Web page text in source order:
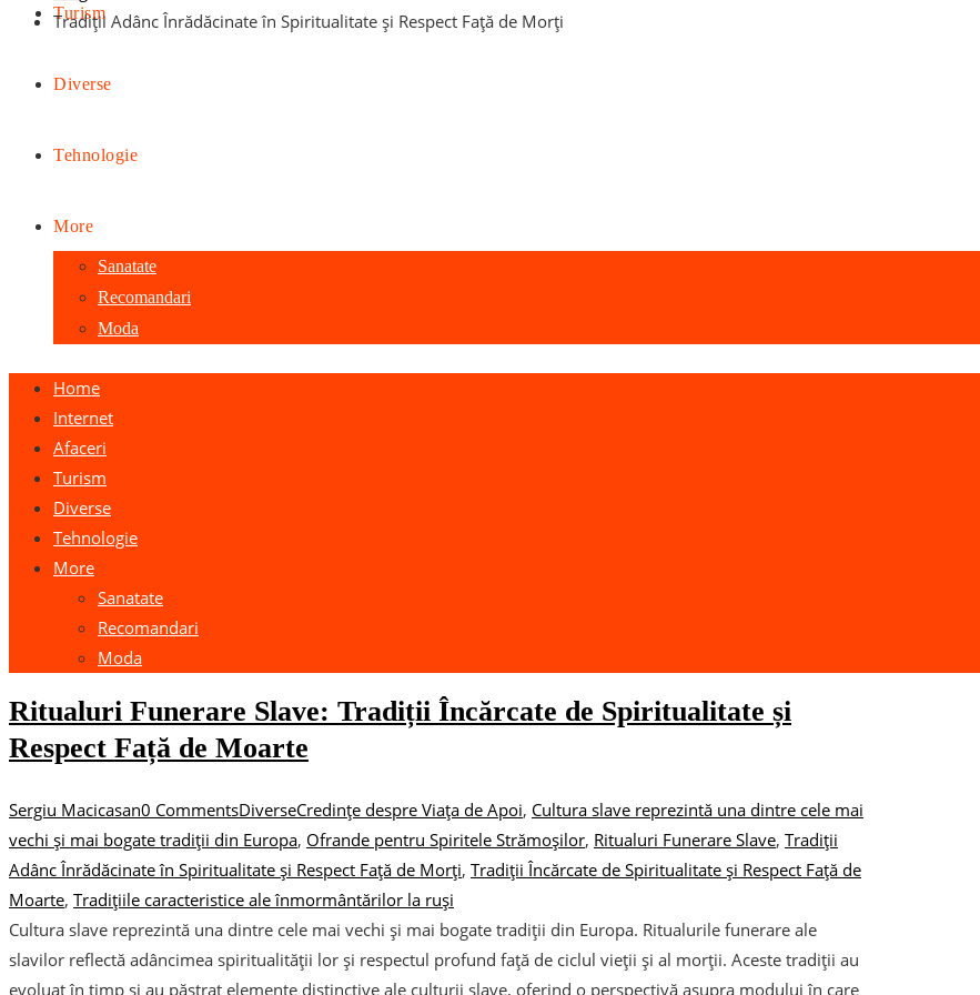
Turism
Diverse
Tehnologie
More
Sanatate
Recomandari
Moda
Home
Internet
Afaceri
Turism
Diverse
Tehnologie
More
Sanatate
Recomandari
Moda
Tradiții Adânc Înrădăcinate în Spiritualitate și Respect Față de Morți
Ritualuri Funerare Slave: Tradiții Încărcate de Spiritualitate și
Respect Față de Moarte
Sergiu Macicasan0 CommentsDiverseCredințe despre Viața de Apoi, Cultura slave reprezintă una dintre cele mai
vechi și mai bogate tradiții din Europa, Ofrande pentru Spiritele Strămoșilor, Ritualuri Funerare Slave, Tradiții
Adânc Înrădăcinate în Spiritualitate și Respect Față de Morți, Tradiții Încărcate de Spiritualitate și Respect Față de
Moarte, Tradițiile caracteristice ale înmormântărilor la ruși
Cultura slave reprezintă una dintre cele mai vechi și mai bogate tradiții din Europa. Ritualurile funerare ale
slavilor reflectă adâncimea spiritualității lor și respectul profund față de ciclul vieții și al morții. Aceste tradiții au
evoluat în timp și au păstrat elemente distinctive ale culturii slave, oferind o perspectivă asupra modului în care